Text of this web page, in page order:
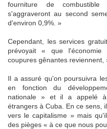
fourniture de
s'aggraveront au second
d'environ 0,9%. »
Cependant, les services
prévoyait « que
coupures gênantes reviennent,
Il a assuré qu'on poursuivra
en fonction du
nationale » et il a appelé à
étrangers à Cuba. En ce sens,
vers le capitalisme » mais
des pièges « à ce que nous